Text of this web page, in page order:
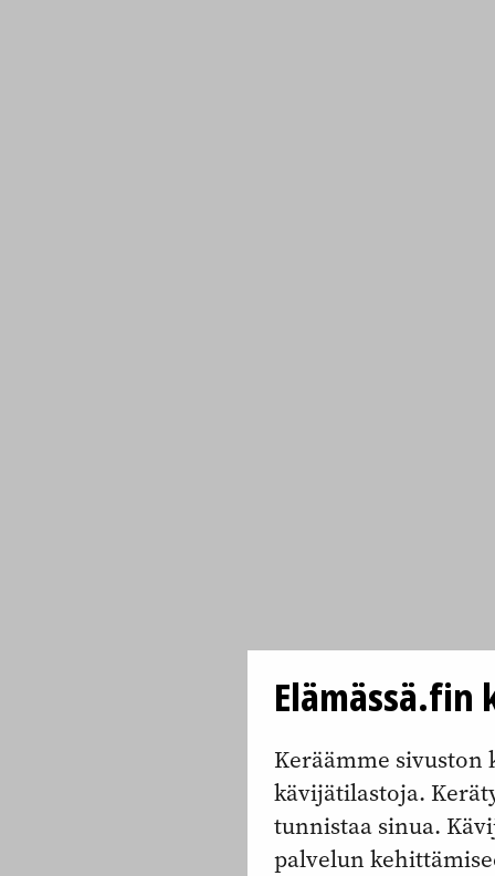
Keräämme sivuston
kävijätilastoja.
tunnistaa sinua.
palvelun